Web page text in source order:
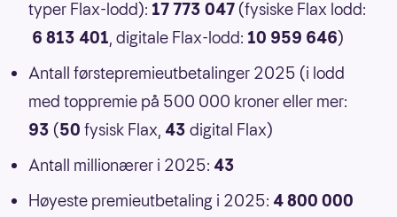
typer Flax-lodd): 17 773 047 (fysiske Flax lodd:
6 813 401, digitale Flax-lodd: 10 959 646)
Antall førstepremieutbetalinger 2025 (i lodd
med toppremie på 500 000 kroner eller mer:
93 (50 fysisk Flax, 43 digital Flax)
Antall millionærer i 2025: 43
Høyeste premieutbetaling i 2025: 4 800 000